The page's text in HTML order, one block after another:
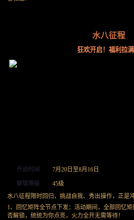
水八征程
狂欢开启！福利拉满
开启时间 7月20日至8月16日
解锁等级
45级
水八征程限时回归，挑战自我、秀出操作，正是
1、回忆矩阵全节点下发：活动期间，全部回忆
否解锁，统统为你点亮，火力全开无需等待！